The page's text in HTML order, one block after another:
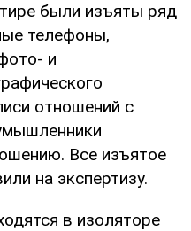
были изъяты ряд
телефоны,
и
отношений с
Все изъятое
на экспертизу.
в изоляторе